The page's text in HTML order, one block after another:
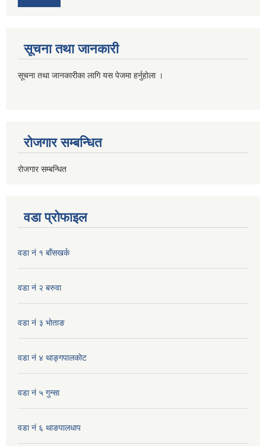
सूचना तथा जानकारी
सूचना तथा जानकारीका लागि यस पेजमा हर्नुहोला ।
रोजगार सम्बन्धित
रोजगार सम्बन्धित
वडा प्रोफाइल
वडा नं १ बाँसखर्क
वडा नं २ बरुवा
वडा नं ३ भाेताङ
वडा नं ४ थाङ्गपालकाेट
वडा नं ५ गुन्सा
वडा नं ६ थाङपालधाप